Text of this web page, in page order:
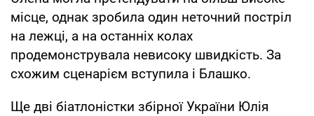
місце, однак зробила один неточний постріл
на лежцi, а на останніх колах
продемонструвала невисоку швидкість. За
схожим сценарієм вступила і Блашко.
Ще дві біатлоністки збірної України Юлія